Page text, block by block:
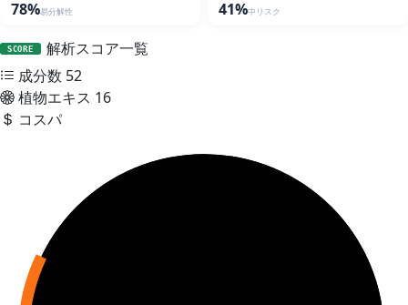
78%易分解性 41%中リスク
SCORE
解析スコア一覧
成分数 52
植物エキス 16
コスパ